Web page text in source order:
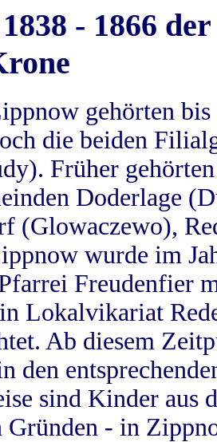
- 1866
gehörten
die beiden
Früher
Doderlage
(Glowaczewo),
wurde im
Freudenfier
Lokalvikariat
Ab diesem
den
sind Kinder aus
- in